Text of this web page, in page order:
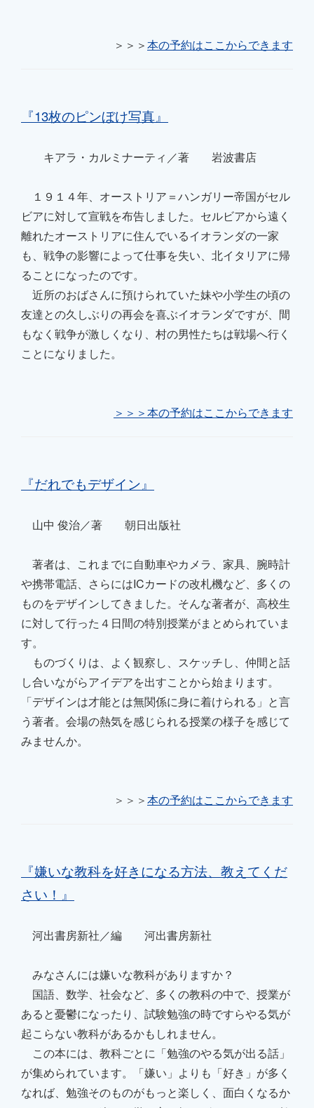
＞＞＞本の予約はここからできます
『13枚のピンぼけ写真』
キアラ・カルミナーティ／著 岩波書店
１９１４年、オーストリア＝ハンガリー帝国がセル
ビアに対して宣戦を布告しました。セルビアから遠く
離れたオーストリアに住んでいるイオランダの一家
も、戦争の影響によって仕事を失い、北イタリアに帰
ることになったのです。
近所のおばさんに預けられていた妹や小学生の頃の
友達との久しぶりの再会を喜ぶイオランダですが、間
もなく戦争が激しくなり、村の男性たちは戦場へ行く
ことになりました。
＞＞＞本の予約はここからできます
『だれでもデザイン』
山中 俊治／著 朝日出版社
著者は、これまでに自動車やカメラ、家具、腕時計
や携帯電話、さらにはICカードの改札機など、多くの
ものをデザインしてきました。そんな著者が、高校生
に対して行った４日間の特別授業がまとめられていま
す。
ものづくりは、よく観察し、スケッチし、仲間と話
し合いながらアイデアを出すことから始まります。
「デザインは才能とは無関係に身に着けられる」と言
う著者。会場の熱気を感じられる授業の様子を感じて
みませんか。
＞＞＞本の予約はここからできます
『嫌いな教科を好きになる方法、教えてくだ
さい！』
河出書房新社／編 河出書房新社
みなさんには嫌いな教科がありますか？
国語、数学、社会など、多くの教科の中で、授業が
あると憂鬱になったり、試験勉強の時ですらやる気が
起こらない教科があるかもしれません。
この本には、教科ごとに「勉強のやる気が出る話」
が集められています。「嫌い」よりも「好き」が多く
なれば、勉強そのものがもっと楽しく、面白くなるか